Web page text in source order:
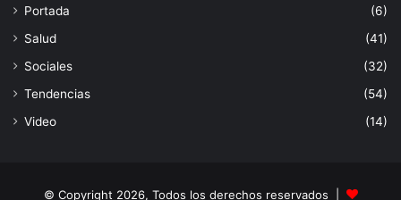
Portada
(6)
Salud
(41)
Sociales
(32)
Tendencias
(54)
Video
(14)
© Copyright 2026, Todos los derechos reservados |